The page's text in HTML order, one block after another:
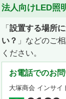
法人向けLED照
「 設置する場所
い？ 」などのご
ください。
お電話でのお
大塚商会 インサイ